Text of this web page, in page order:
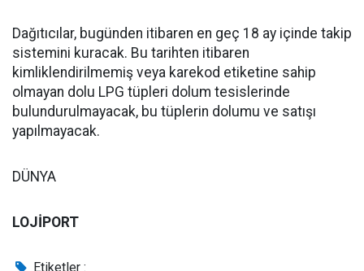
Dağıtıcılar, bugünden itibaren en geç 18 ay içinde takip
sistemini kuracak. Bu tarihten itibaren
kimliklendirilmemiş veya karekod etiketine sahip
olmayan dolu LPG tüpleri dolum tesislerinde
bulundurulmayacak, bu tüplerin dolumu ve satışı
yapılmayacak.
DÜNYA
LOJİPORT
Etiketler :